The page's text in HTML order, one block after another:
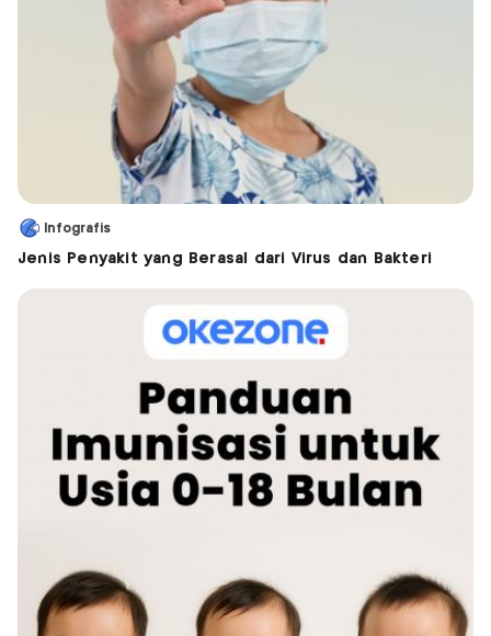
Infografis
Jenis Penyakit yang Berasal dari Virus dan Bakteri